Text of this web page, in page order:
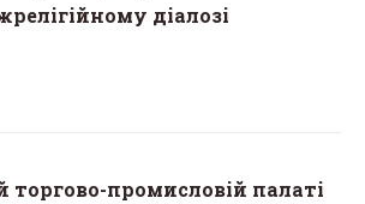
діалозі
торгово-промисловій палаті